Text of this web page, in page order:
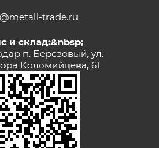
trade.ru
и склад:&nbsp;
п. Березовый, ул.
Коломийцева, 61